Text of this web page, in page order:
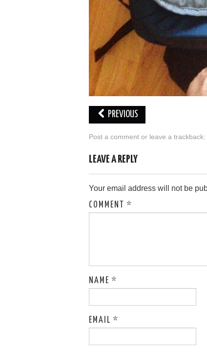
PREVIOUS
Post a comment or leave a trackback:
LEAVE A REPLY
Your email address will not be
COMMENT *
NAME *
EMAIL *